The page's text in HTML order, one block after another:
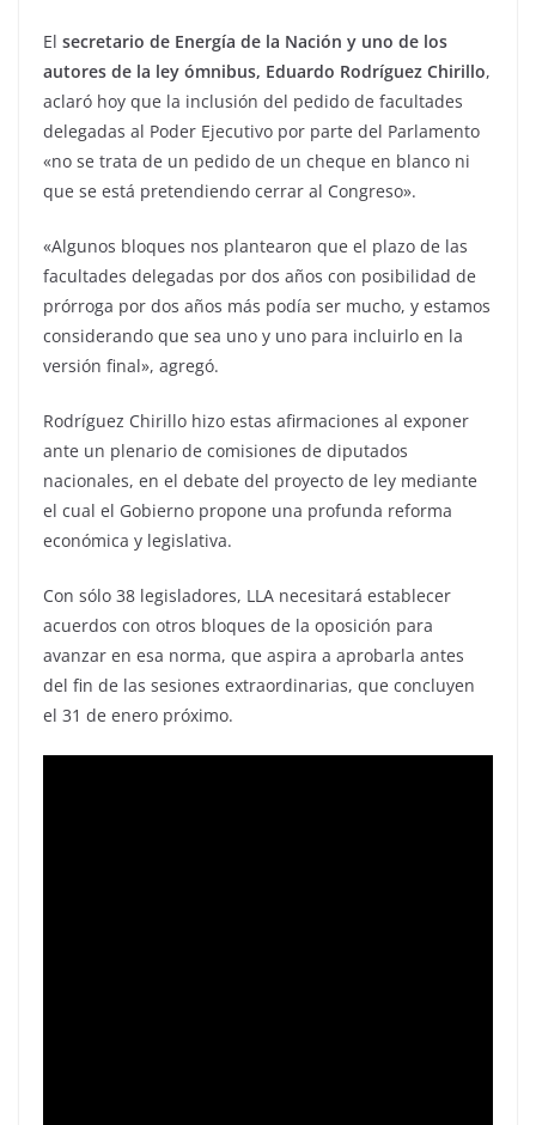
El secretario de Energía de la Nación y uno de los
autores de la ley ómnibus, Eduardo Rodríguez Chirillo,
aclaró hoy que la inclusión del pedido de facultades
delegadas al Poder Ejecutivo por parte del Parlamento
«no se trata de un pedido de un cheque en blanco ni
que se está pretendiendo cerrar al Congreso».
«Algunos bloques nos plantearon que el plazo de las
facultades delegadas por dos años con posibilidad de
prórroga por dos años más podía ser mucho, y estamos
considerando que sea uno y uno para incluirlo en la
versión final», agregó.
Rodríguez Chirillo hizo estas afirmaciones al exponer
ante un plenario de comisiones de diputados
nacionales, en el debate del proyecto de ley mediante
el cual el Gobierno propone una profunda reforma
económica y legislativa.
Con sólo 38 legisladores, LLA necesitará establecer
acuerdos con otros bloques de la oposición para
avanzar en esa norma, que aspira a aprobarla antes
del fin de las sesiones extraordinarias, que concluyen
el 31 de enero próximo.